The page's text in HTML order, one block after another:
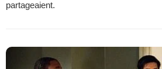
partageaient.